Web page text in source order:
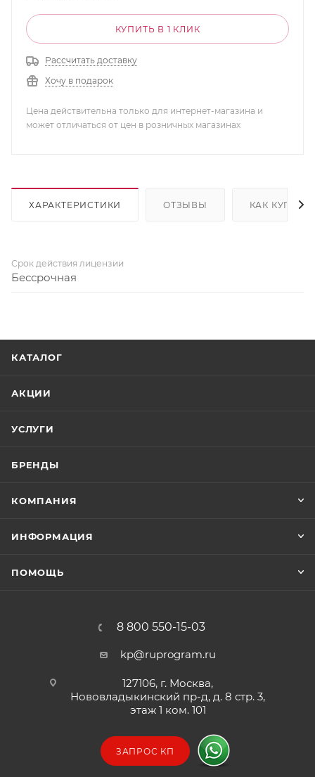
КУПИТЬ В 1 КЛИК
Рассчитать доставку
Хочу в подарок
Цена действительна только для интернет-магазина и
может отличаться от цен в розничных магазинах
ХАРАКТЕРИСТИКИ ОТЗЫВЫ КАК КУПИТЬ
Срок действия лицензии
Бессрочная
КАТАЛОГ
АКЦИИ
УСЛУГИ
БРЕНДЫ
КОМПАНИЯ
ИНФОРМАЦИЯ
ПОМОЩЬ
8 800 550-15-03
kp@ruprogram.ru
127106, г. Москва,
Нововладыкинский пр-д, д. 8 стр. 3,
этаж 1 ком. 101
ЗАПРОС КП